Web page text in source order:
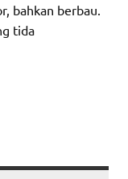
bahkan berbau.
tida